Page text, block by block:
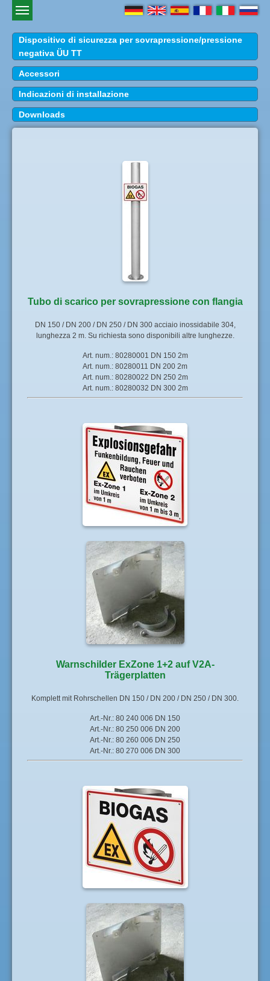
Dispositivo di sicurezza per sovrapressione/pressione
negativa ÜU TT
Accessori
Indicazioni di installazione
Downloads
Tubo di scarico per sovrapressione con flangia
DN 150 / DN 200 / DN 250 / DN 300 acciaio inossidabile 304,
lunghezza 2 m. Su richiesta sono disponibili altre lunghezze.
Art. num.: 80280001 DN 150 2m
Art. num.: 80280011 DN 200 2m
Art. num.: 80280022 DN 250 2m
Art. num.: 80280032 DN 300 2m
Warnschilder ExZone 1+2 auf V2A-
Trägerplatten
Komplett mit Rohrschellen DN 150 / DN 200 / DN 250 / DN 300.
Art.-Nr.: 80 240 006 DN 150
Art.-Nr.: 80 250 006 DN 200
Art.-Nr.: 80 260 006 DN 250
Art.-Nr.: 80 270 006 DN 300